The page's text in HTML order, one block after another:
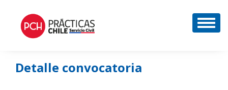
Detalle convocatoria